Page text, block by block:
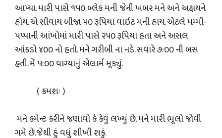
આપ્યા. મારી પાસે ૧૫૦ બ્લેક મની જેની ખબર મને અને અક્ષયને
હોય. એ સીવાય બીજા ૫૦ રૂપિયા વાઇટ મની હાય. એટલે મમ્મી-
પપ્પાની આંખોમાં મારી પાસે ૨૫૦ રૂપિયા હતા અને અસલ
આંકડો ૪૦૦ નો હતો. મને ગરીબી ના નડે. સવારે ૭:૦૦ ની બસ
હતી. મેં ૫:૦૦ વાગ્યાનું એલાર્મ મૂક્યું.
( ક્રમશઃ )
મને કમેન્ટ કરીને જણાવો કે કેવું લખ્યું છે. મને મારી ભૂલો જોવી
ગમે છે.જેથી હું વધું શીખી શકું.